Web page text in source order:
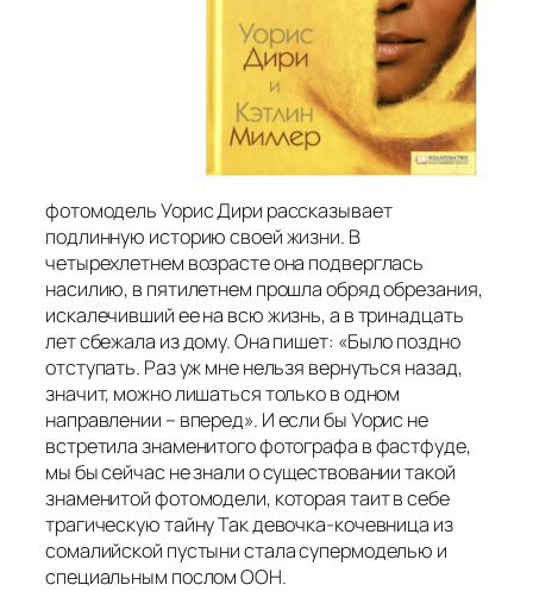
фотомодель Уорис Дири рассказывает
подлинную историю своей жизни. В
четырехлетнем возрасте она подверглась
насилию, в пятилетнем прошла обряд обрезания,
искалечивший ее на всю жизнь, а в тринадцать
лет сбежала из дому. Она пишет: «Было поздно
отступать. Раз уж мне нельзя вернуться назад,
значит, можно лишаться только в одном
направлении – вперед». И если бы Уорис не
встретила знаменитого фотографа в фастфуде,
мы бы сейчас не знали о существовании такой
знаменитой фотомодели, которая таит в себе
трагическую тайну Так девочка-кочевница из
сомалийской пустыни стала супермоделью и
специальным послом ООН.